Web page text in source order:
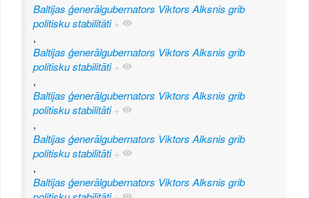
Baltijas ģenerālgubernators Viktors Alksnis grib
politisku stabilitāti +
,
Baltijas ģenerālgubernators Viktors Alksnis grib
politisku stabilitāti +
,
Baltijas ģenerālgubernators Viktors Alksnis grib
politisku stabilitāti +
,
Baltijas ģenerālgubernators Viktors Alksnis grib
politisku stabilitāti +
,
Baltijas ģenerālgubernators Viktors Alksnis grib